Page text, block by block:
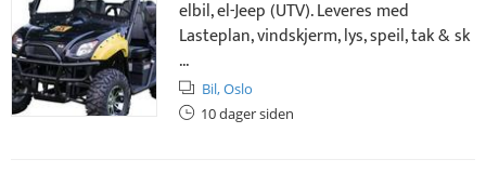
elbil, el-Jeep (UTV). Leveres med
Lasteplan, vindskjerm, lys, speil, tak & sk
...
Bil,Oslo
10 dager siden